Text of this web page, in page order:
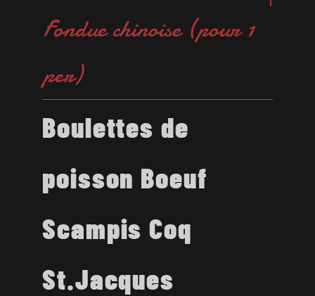
Fondue chinoise (pour 1
per)
Boulettes de
poisson Boeuf
Scampis Coq
St.Jacques